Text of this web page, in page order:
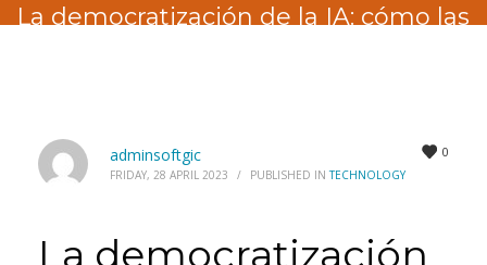
La democratización de la IA: cómo las
0
adminsoftgic
FRIDAY, 28 APRIL 2023 / PUBLISHED INTECHNOLOGY
La democratización